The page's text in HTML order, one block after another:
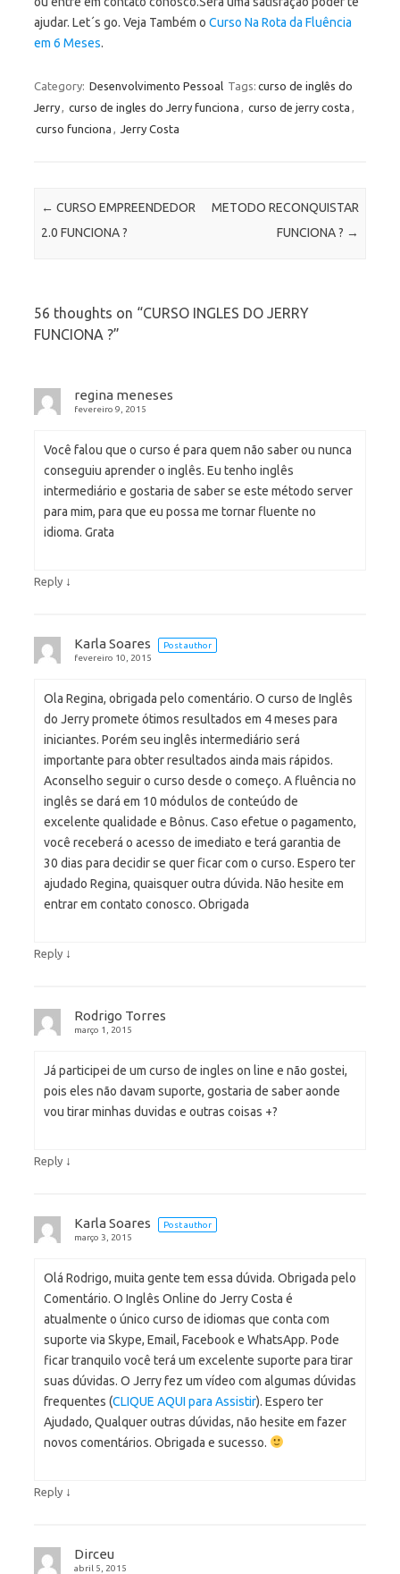
ajudar. Let´s go. Veja Também o Curso Na Rota da Fluência
em 6 Meses.
Category: Desenvolvimento Pessoal Tags: curso de inglês do
Jerry, curso de ingles do Jerry funciona , curso de jerry costa ,
curso funciona , Jerry Costa
Post navigation
← CURSO EMPREENDEDOR
2.0 FUNCIONA ?
METODO RECONQUISTAR
FUNCIONA ? →
56 thoughts on “CURSO INGLES DO JERRY
FUNCIONA ?”
regina meneses
fevereiro 9, 2015
Você falou que o curso é para quem não saber ou nunca
conseguiu aprender o inglês. Eu tenho inglês
intermediário e gostaria de saber se este método server
para mim, para que eu possa me tornar fluente no
idioma. Grata
Reply ↓
Karla Soares
Post author
fevereiro 10, 2015
Ola Regina, obrigada pelo comentário. O curso de Inglês
do Jerry promete ótimos resultados em 4 meses para
iniciantes. Porém seu inglês intermediário será
importante para obter resultados ainda mais rápidos.
Aconselho seguir o curso desde o começo. A fluência no
inglês se dará em 10 módulos de conteúdo de
excelente qualidade e Bônus. Caso efetue o pagamento,
você receberá o acesso de imediato e terá garantia de
30 dias para decidir se quer ficar com o curso. Espero ter
ajudado Regina, quaisquer outra dúvida. Não hesite em
entrar em contato conosco. Obrigada
Reply ↓
Rodrigo Torres
março 1, 2015
Já participei de um curso de ingles on line e não gostei,
pois eles não davam suporte, gostaria de saber aonde
vou tirar minhas duvidas e outras coisas +?
Reply ↓
Karla Soares
Post author
março 3, 2015
Olá Rodrigo, muita gente tem essa dúvida. Obrigada pelo
Comentário. O Inglês Online do Jerry Costa é
atualmente o único curso de idiomas que conta com
suporte via Skype, Email, Facebook e WhatsApp. Pode
ficar tranquilo você terá um excelente suporte para tirar
suas dúvidas. O Jerry fez um vídeo com algumas dúvidas
frequentes (CLIQUE AQUI para Assistir). Espero ter
Ajudado, Qualquer outras dúvidas, não hesite em fazer
novos comentários. Obrigada e sucesso.
Reply ↓
Dirceu
abril 5, 2015